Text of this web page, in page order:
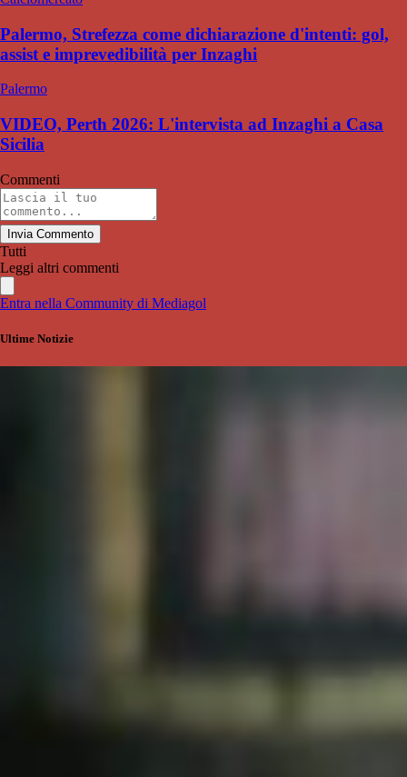
Palermo, Strefezza come dichiarazione d'intenti: gol,
assist e imprevedibilità per Inzaghi
Palermo
VIDEO, Perth 2026: L'intervista ad Inzaghi a Casa
Sicilia
Commenti
Invia Commento
Tutti
Leggi altri commenti
Entra nella Community di Mediagol
Ultime Notizie